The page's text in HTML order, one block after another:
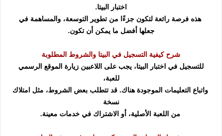
اختبار البيتا.
هذه فرصة رائعة لتكون جزءًا من تطوير التوسعة، والمساهمة في
جعلها أفضل ما يمكن أن تكون.
شرح كيفية التسجيل في البيتا والشروط المطلوبة
للتسجيل في اختبار البيتا، يجب على اللاعبين زيارة الموقع الرسمي
للعبة،
واتباع التعليمات الموجودة هناك. قد تتطلب بعض الشروط، مثل امتلاك
نسخة
من اللعبة الأصلية، أو الاشتراك في خدمات معينة.